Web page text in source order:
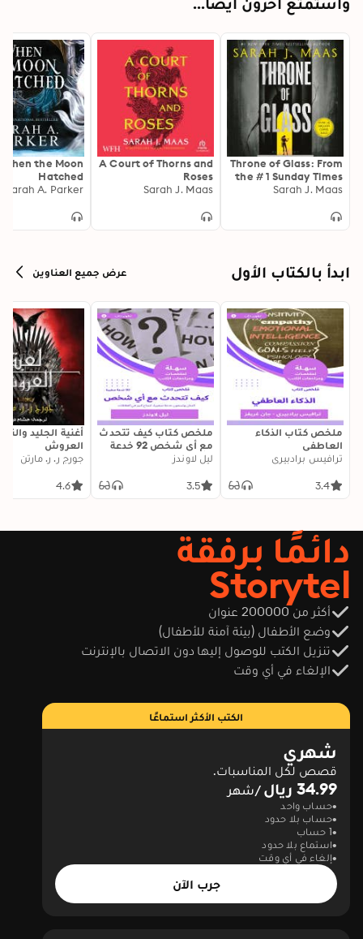
Throne of Glass: From
the # 1 Sunday Times
best-selling author of
Roses
Sarah J. Maas
A Court of Thorns and
Roses
Sarah J. Maas
When the Moon
Hatched
Sarah A. Parker
ابدأ بالكتاب الأول عرض جميع العناوين
ملخص كتاب الذكاء
العاطفي
ترافيس برادبيري
3.4
ملخص كتاب كيف تتحدث
مع أي شخص 92 خدعة
صغيرة: اثنتان وتسعون
في العلاقات
ليل لاوندز
3.5
أغنية الجليد
العروش
جورج ر. ر. مارتن
4.6
دائمًا برفقة
Storytel
أكثر من 200000 عنوان
وضع الأطفال (بيئة آمنة للأطفال)
تنزيل الكتب للوصول إليها دون الاتصال بالإنترنت
الإلغاء في أي وقت
الكتب الأكثر استماعًا
شهري
قصص لكل المناسبات.
34.99 ريال /شهر
حساب واحد
حساب بلا حدود
1 حساب
استماع بلا حدود
إلغاء في أي وقت
جرب الآن